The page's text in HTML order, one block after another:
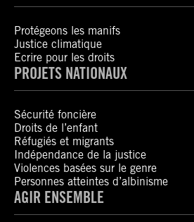
Protégeons les manifs
Justice climatique
Ecrire pour les droits
PROJETS NATIONAUX
Sécurité foncière
Droits de l’enfant
Réfugiés et migrants
Indépendance de la justice
Violences basées sur le genre
Personnes atteintes d’albinisme
AGIR ENSEMBLE